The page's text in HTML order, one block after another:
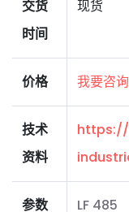
交货
时间
现货
价格 我要咨询
技术
资料
https://
参数
LF 485